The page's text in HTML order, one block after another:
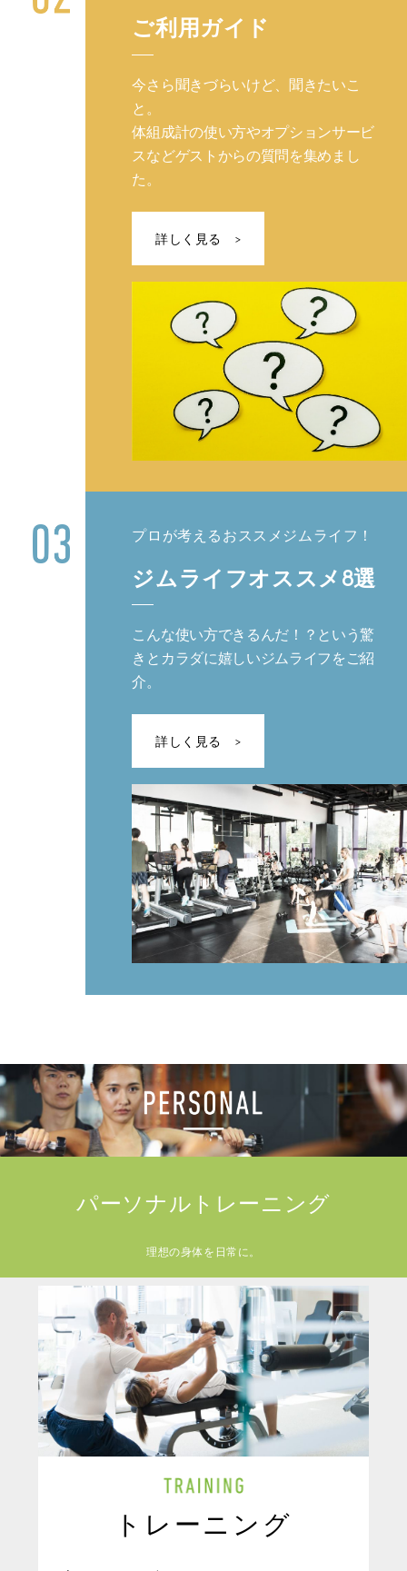
ご利用ガイド
今さら聞きづらいけど、聞きたいこ
と。
体組成計の使い方やオプションサービ
スなどゲストからの質問を集めまし
た。
詳しく見る
プロが考えるおススメジムライフ！
ジムライフオススメ8選
こんな使い方できるんだ！？という驚
きとカラダに嬉しいジムライフをご紹
介。
詳しく見る
パーソナルトレーニング
理想の身体を日常に。
トレーニング